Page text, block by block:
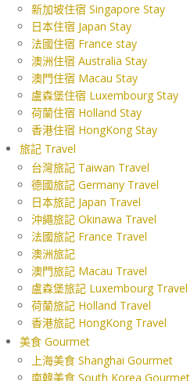
新加坡住宿 Singapore Stay
日本住宿 Japan Stay
法國住宿 France stay
澳洲住宿 Australia Stay
澳門住宿 Macau Stay
盧森堡住宿 Luxembourg Stay
荷蘭住宿 Holland Stay
香港住宿 HongKong Stay
旅記 Travel
台灣旅記 Taiwan Travel
德國旅記 Germany Travel
日本旅記 Japan Travel
沖繩旅記 Okinawa Travel
法國旅記 France Travel
澳洲旅記
澳門旅記 Macau Travel
盧森堡旅記 Luxembourg Travel
荷蘭旅記 Holland Travel
香港旅記 HongKong Travel
美食 Gourmet
上海美食 Shanghai Gourmet
南韓美食 South Korea Gourmet